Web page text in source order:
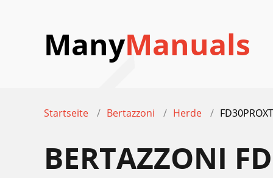
ManyManuals
Startseite Bertazzoni Herde FD30PROXT
BERTAZZONI